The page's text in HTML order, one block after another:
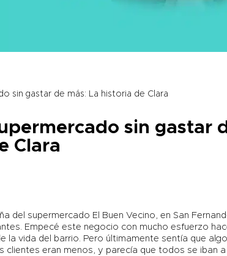
sin gastar de más: La historia de Clara
sin gastar
Clara
del supermercado El Buen Vecino, en San
Empecé este negocio con mucho esfuerzo
la vida del barrio. Pero últimamente sentía que
clientes eran menos, y parecía que todos se iban